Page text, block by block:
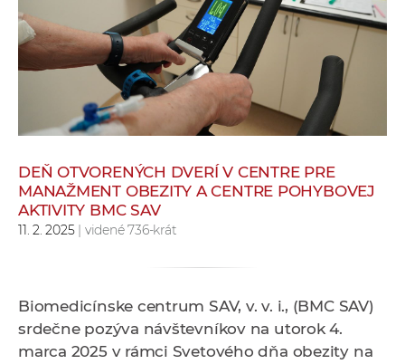
e
p
a
n
c
h
a
DEŇ OTVORENÝCH DVERÍ V CENTRE PRE
MANAŽMENT OBEZITY A CENTRE POHYBOVEJ
AKTIVITY BMC SAV
11. 2. 2025| videné 736-krát
Biomedicínske centrum SAV, v. v. i., (BMC SAV)
srdečne pozýva návštevníkov na utorok 4.
marca 2025 v rámci Svetového dňa obezity na